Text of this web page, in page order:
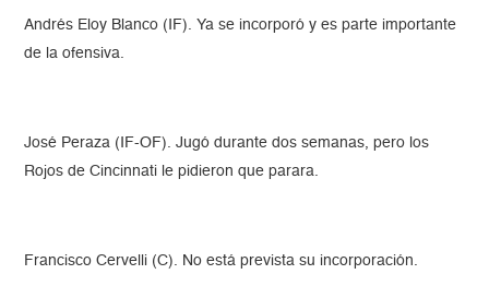
Andrés Eloy Blanco (IF). Ya se incorporó y es parte importante
de la ofensiva.
José Peraza (IF-OF). Jugó durante dos semanas, pero los
Rojos de Cincinnati le pidieron que parara.
Francisco Cervelli (C). No está prevista su incorporación.